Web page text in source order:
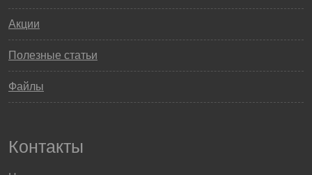
Акции
Полезные статьи
Файлы
Контакты